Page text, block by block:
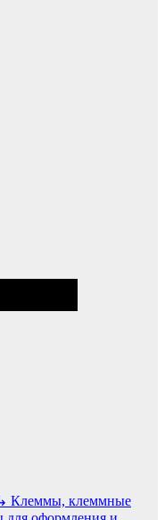
Клеммы, клеммные